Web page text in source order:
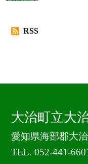
RSS
大治町立大
愛知県海部郡大
TEL.052-441-